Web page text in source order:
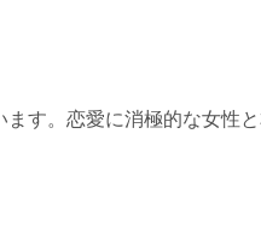
す。恋愛に消極的な女性